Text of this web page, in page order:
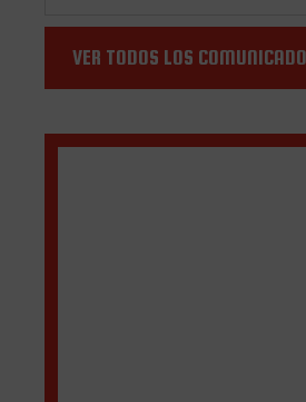
VER TODOS LOS